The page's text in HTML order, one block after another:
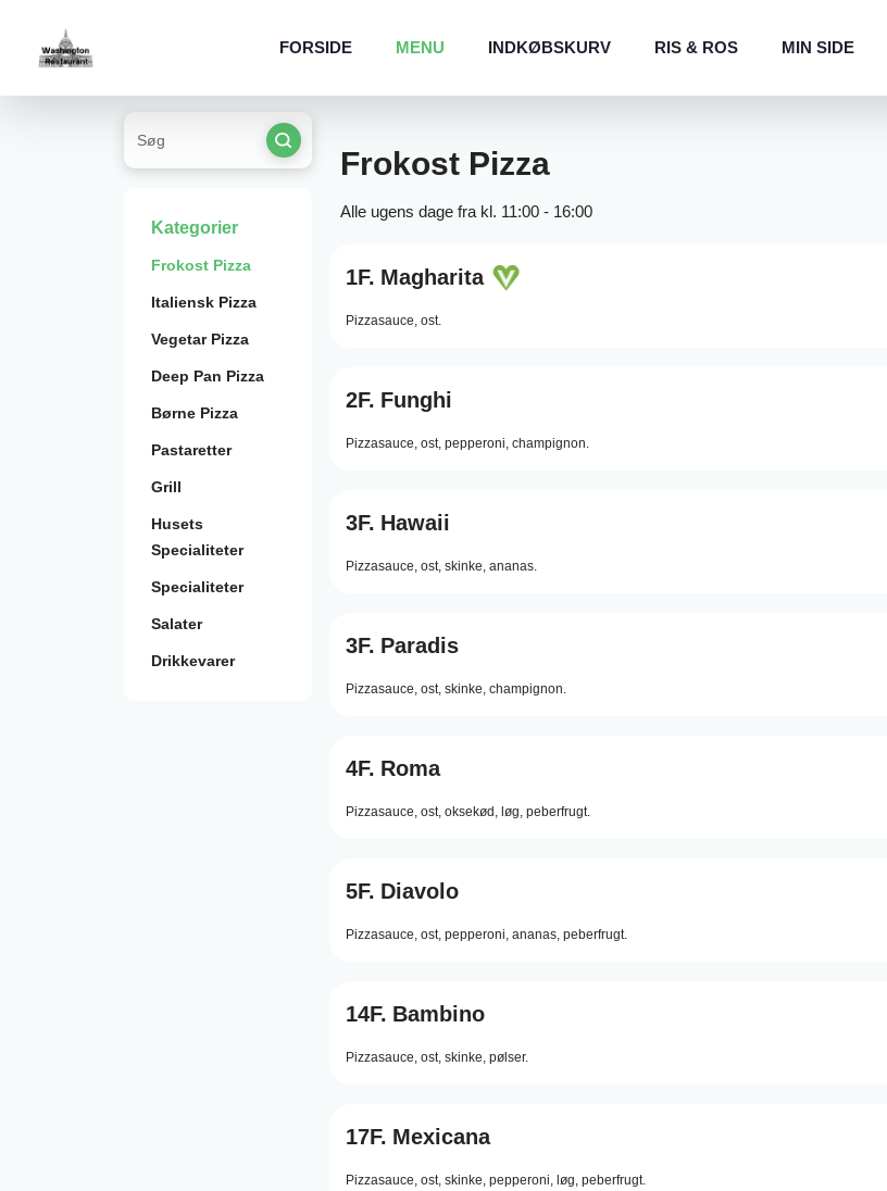
FORSIDE MENU INDKØBSKURV RIS & ROS MIN SIDE
Kategorier
Frokost Pizza
Italiensk Pizza
Vegetar Pizza
Deep Pan Pizza
Børne Pizza
Pastaretter
Grill
Husets
Specialiteter
Specialiteter
Salater
Drikkevarer
Frokost Pizza
Alle ugens dage fra kl. 11:00 - 16:00
1F. Magharita
Pizzasauce, ost.
2F. Funghi
Pizzasauce, ost, pepperoni, champignon.
3F. Hawaii
Pizzasauce, ost, skinke, ananas.
3F. Paradis
Pizzasauce, ost, skinke, champignon.
4F. Roma
Pizzasauce, ost, oksekød, løg, peberfrugt.
5F. Diavolo
Pizzasauce, ost, pepperoni, ananas, peberfrugt.
14F. Bambino
Pizzasauce, ost, skinke, pølser.
17F. Mexicana
Pizzasauce, ost, skinke, pepperoni, løg, peberfrugt.